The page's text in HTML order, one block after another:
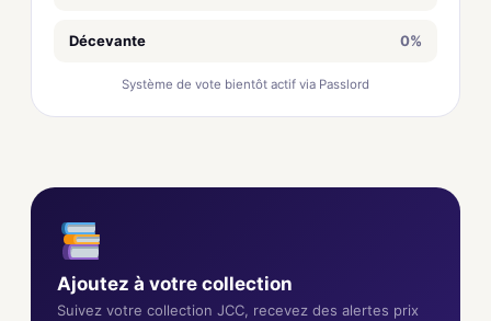
Décevante 0%
Système de vote bientôt actif via Passlord
Ajoutez à votre collection
Suivez votre collection JCC, recevez des alertes prix